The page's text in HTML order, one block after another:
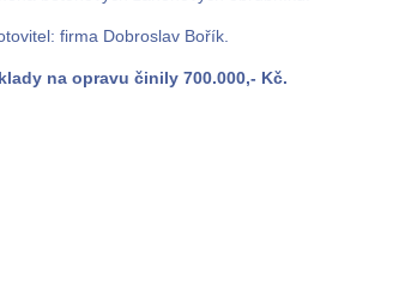
firma Dobroslav Bořík.
na opravu činily 700.000,- Kč.